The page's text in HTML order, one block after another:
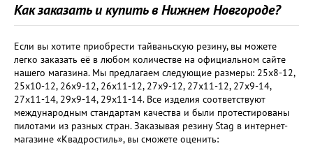
Как заказать и купить в Нижнем Новгороде?
Если вы хотите приобрести тайваньскую резину, вы можете
легко заказать её в любом количестве на официальном сайте
нашего магазина. Мы предлагаем следующие размеры: 25х8-12,
25х10-12, 26х9-12, 26х11-12, 27х9-12, 27х11-12, 27х9-14,
27х11-14, 29х9-14, 29х11-14. Все изделия соответствуют
международным стандартам качества и были протестированы
пилотами из разных стран. Заказывая резину Stag в интернет-
магазине «Квадростиль», вы сможете оценить: